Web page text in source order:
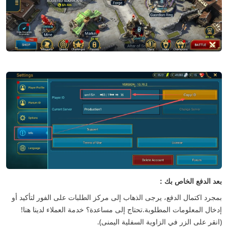
بعد الدفع الخاص بك：
بمجرد اكتمال الدفع، يرجى الذهاب إلى مركز الطلبات على الفور لتأكيد أو
إدخال المعلومات المطلوبة.تحتاج إلى مساعدة؟ خدمة العملاء لدينا هنا!
(انقر على الزر في الزاوية السفلية اليمنى).